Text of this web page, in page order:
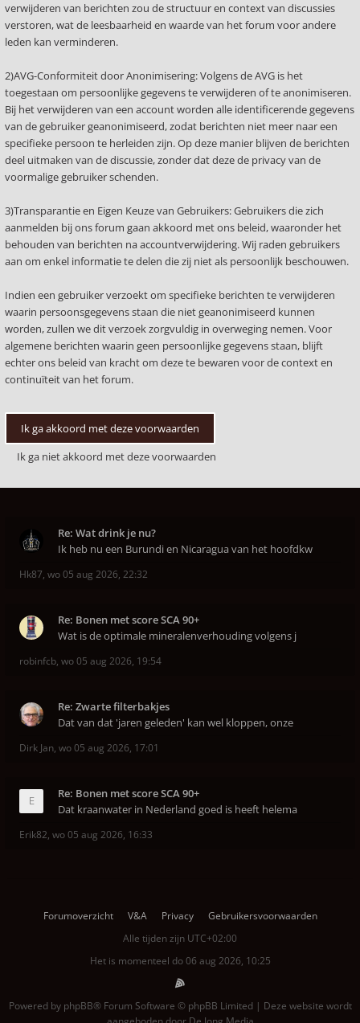
verwijderen van berichten zou de structuur en context van discussies
verstoren, wat de leesbaarheid en waarde van het forum voor andere
leden kan verminderen.
2)AVG-Conformiteit door Anonimisering: Volgens de AVG is het
toegestaan om persoonlijke gegevens te verwijderen of te anonimiseren.
Bij het verwijderen van een account worden alle identificerende gegevens
van de gebruiker geanonimiseerd, zodat berichten niet meer naar een
specifieke persoon te herleiden zijn. Op deze manier blijven de berichten
deel uitmaken van de discussie, zonder dat deze de privacy van de
voormalige gebruiker schenden.
3)Transparantie en Eigen Keuze van Gebruikers: Gebruikers die zich
aanmelden bij ons forum gaan akkoord met ons beleid, waaronder het
behouden van berichten na accountverwijdering. Wij raden gebruikers
aan om enkel informatie te delen die zij niet als persoonlijk beschouwen.
Indien een gebruiker verzoekt om specifieke berichten te verwijderen
waarin persoonsgegevens staan die niet geanonimiseerd kunnen
worden, zullen we dit verzoek zorgvuldig in overweging nemen. Voor
algemene berichten waarin geen persoonlijke gegevens staan, blijft
echter ons beleid van kracht om deze te bewaren voor de context en
continuïteit van het forum.
Re: Wat drink je nu?
Ik heb nu een Burundi en Nicaragua van het hoofdkw
Hk87, wo 05 aug 2026, 22:32
Re: Bonen met score SCA 90+
Wat is de optimale mineralenverhouding volgens j
robinfcb, wo 05 aug 2026, 19:54
Re: Zwarte filterbakjes
Dat van dat 'jaren geleden' kan wel kloppen, onze
Dirk Jan, wo 05 aug 2026, 17:01
Re: Bonen met score SCA 90+
Dat kraanwater in Nederland goed is heeft helema
Erik82, wo 05 aug 2026, 16:33
Forumoverzicht V&A Privacy
Gebruikersvoorwaarden
Alle tijden zijn UTC+02:00
Het is momenteel do 06 aug 2026, 10:25
Powered by phpBB® Forum Software © phpBB Limited | Deze website wordt